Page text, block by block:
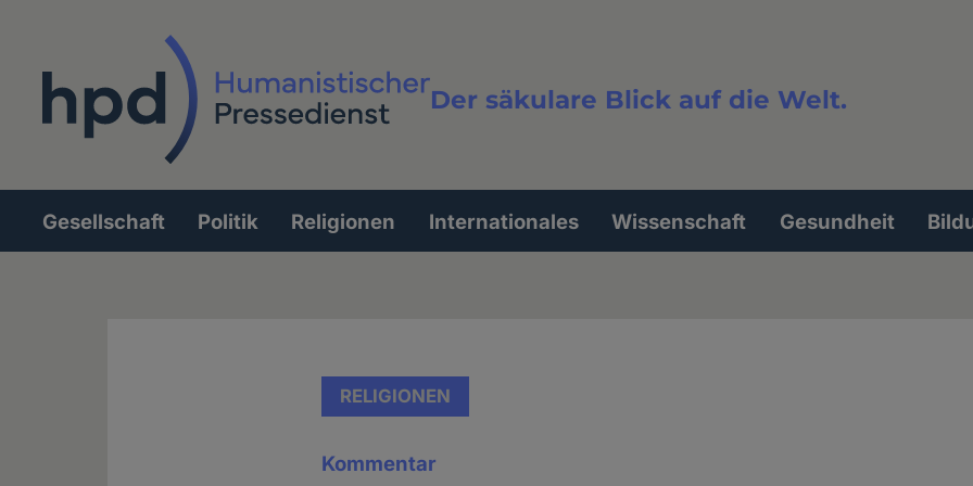
Der säkulare Blick auf die Welt.
Volltextsuche
Hauptnavigation
Gesellschaft Politik Religionen Internationales Wissenschaft Gesundheit
RELIGIONEN
Kommentar